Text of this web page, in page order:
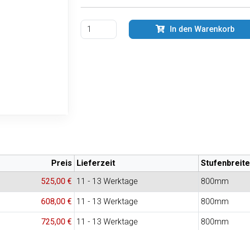
In den Warenkorb
Preis Lieferzeit
Stufenbreite
525,00 € 11 - 13 Werktage 800mm
608,00 € 11 - 13 Werktage 800mm
725,00 € 11 - 13 Werktage 800mm